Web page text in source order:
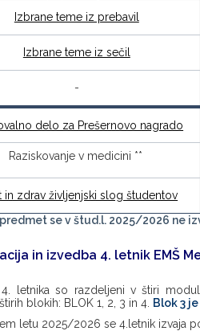
Izbrane teme iz prebavil
Izbrane teme iz sečil
-
delo za Prešernovo nagrado
Raziskovanje v medicini **
in zdrav življenjski slog študentov
se v štud.l. 2025/2026 ne
in izvedba 4. letnik EMŠ
4. letnika so razdeljeni v štiri
blokih: BLOK 1, 2, 3 in 4. Blok 3
letu 2025/2026 se 4.letnik izvaja